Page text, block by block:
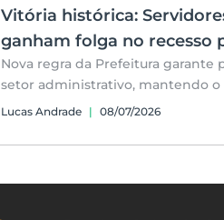
Vitória histórica:
ganham folga no recesso
Nova regra da Prefeitura
setor administrativo, mantendo o
Lucas Andrade | 08/07/2026